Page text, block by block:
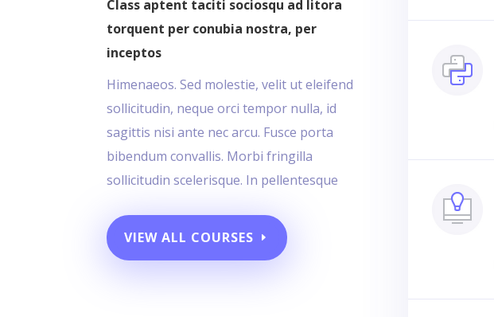
Class aptent taciti sociosqu ad litora
torquent per conubia nostra, per
inceptos
Himenaeos. Sed molestie, velit ut eleifend
sollicitudin, neque orci tempor nulla, id
sagittis nisi ante nec arcu. Fusce porta
bibendum convallis. Morbi fringilla
sollicitudin scelerisque. In pellentesque
VIEW ALL COURSES